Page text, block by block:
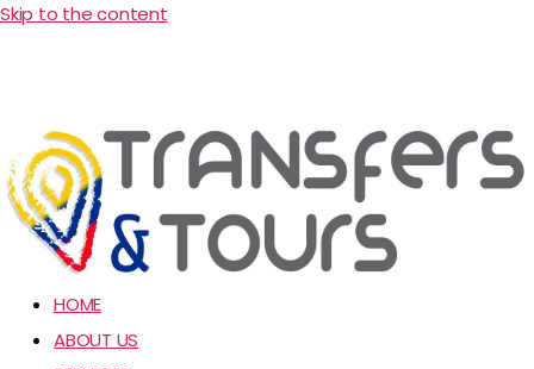
Skip to the content
HOME
ABOUT US